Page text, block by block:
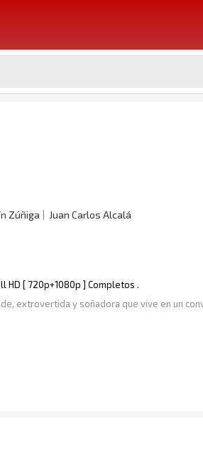
Zúñiga
Juan Carlos Alcalá
HD [ 720p+1080p ] Completos .
extrovertida y soñadora que vive en un